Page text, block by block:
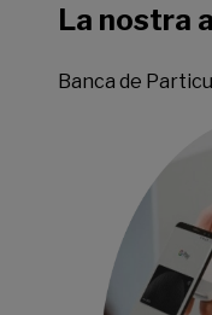
La nostra
Banca de